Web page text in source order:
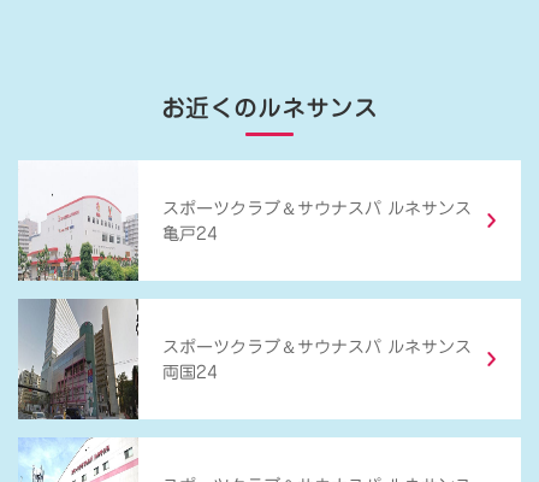
お近くのルネサンス
スポーツクラブ ＆ サウナスパ ルネサンス
亀戸24
スポーツクラブ ＆ サウナスパ ルネサンス
両国24